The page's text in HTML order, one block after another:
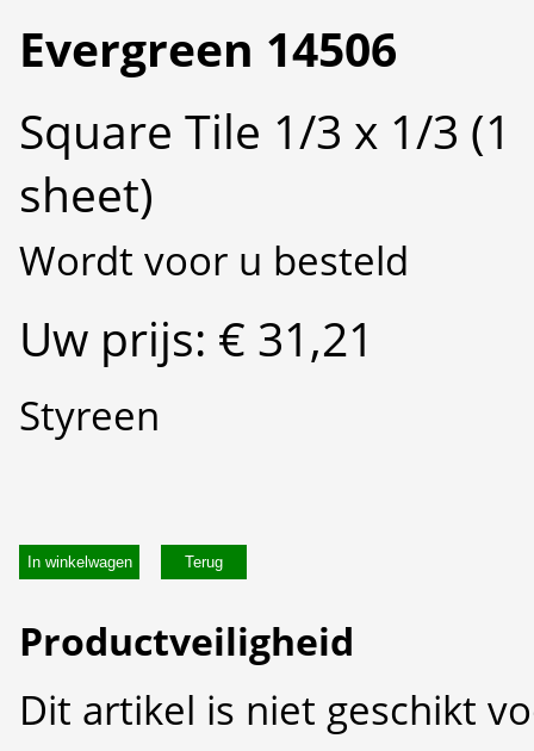
Evergreen 14506
Square Tile 1/3 x 1/3 (1
sheet)
Wordt voor u besteld
Uw prijs: € 31,21
Styreen
In winkelwagen
Productveiligheid
Dit artikel is niet geschikt